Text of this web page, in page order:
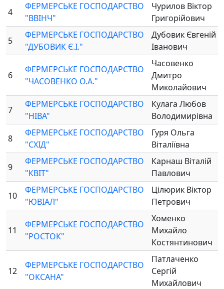
4
ФЕРМЕРСЬКЕ ГОСПОДАРСТВО
"ВВІНЧ"
Чурилов Віктор
Григорійович
5
ФЕРМЕРСЬКЕ ГОСПОДАРСТВО
"ДУБОВИК Є.І."
Дубовик Євгеній
Іванович
6
ФЕРМЕРСЬКЕ ГОСПОДАРСТВО
"ЧАСОВЕНКО О.А."
Часовенко
Дмитро
Миколайович
7
ФЕРМЕРСЬКЕ ГОСПОДАРСТВО
"НІВА"
Кулага Любов
Володимирівна
8
ФЕРМЕРСЬКЕ ГОСПОДАРСТВО
"СХІД"
Гуря Ольга
Віталіївна
9
ФЕРМЕРСЬКЕ ГОСПОДАРСТВО
"КВІТ"
Карнаш Віталій
Павлович
10
ФЕРМЕРСЬКЕ ГОСПОДАРСТВО
"ЮВІАЛ"
Цілюрик Віктор
Петрович
11
ФЕРМЕРСЬКЕ ГОСПОДАРСТВО
"РОСТОК"
Хоменко
Михайло
Костянтинович
12
ФЕРМЕРСЬКЕ ГОСПОДАРСТВО
"ОКСАНА"
Патлаченко
Сергій
Михайлович